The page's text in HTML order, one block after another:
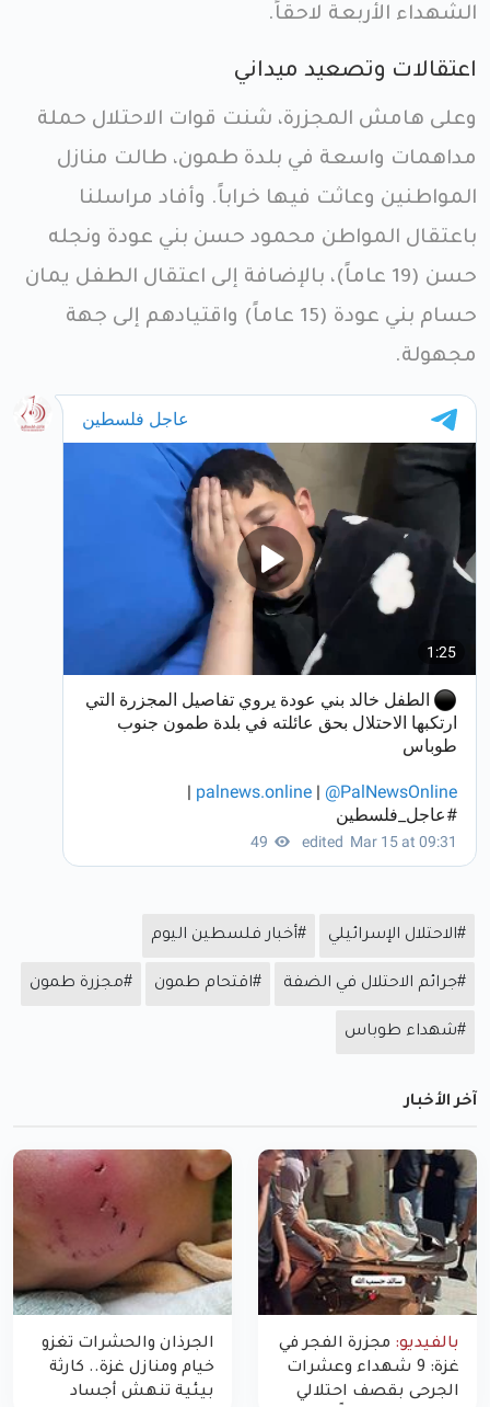
الشهداء الأربعة لاحقاً.
اعتقالات وتصعيد ميداني
وعلى هامش المجزرة، شنت قوات الاحتلال حملة
مداهمات واسعة في بلدة طمون، طالت منازل
المواطنين وعاثت فيها خراباً. وأفاد مراسلنا
باعتقال المواطن محمود حسن بني عودة ونجله
حسن (19 عاماً)، بالإضافة إلى اعتقال الطفل يمان
حسام بني عودة (15 عاماً) واقتيادهم إلى جهة
مجهولة.
#الاحتلال الإسرائيلي #أخبار فلسطين اليوم
#جرائم الاحتلال في الضفة #اقتحام طمون #مجزرة طمون
#شهداء طوباس
آخر الأخبار
بالفيديو: مجزرة الفجر في
غزة: 9 شهداء وعشرات
الجرحى بقصف احتلالي
الجرذان والحشرات تغزو
خيام ومنازل غزة.. كارثة
بيئية تنهش أجساد